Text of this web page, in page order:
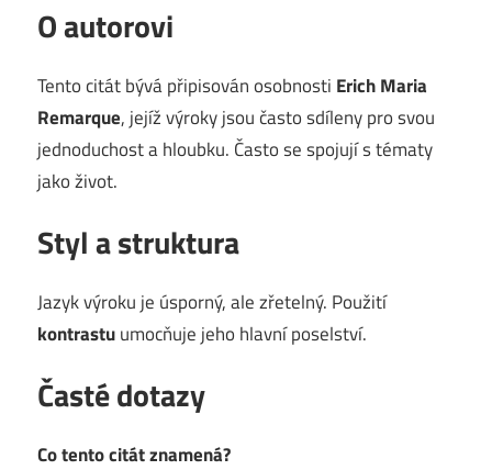
O autorovi
Tento citát bývá připisován osobnosti Erich Maria
Remarque, jejíž výroky jsou často sdíleny pro svou
jednoduchost a hloubku. Často se spojují s tématy
jako život.
Styl a struktura
Jazyk výroku je úsporný, ale zřetelný. Použití
kontrastuumocňuje jeho hlavní poselství.
Časté dotazy
Co tento citát znamená?